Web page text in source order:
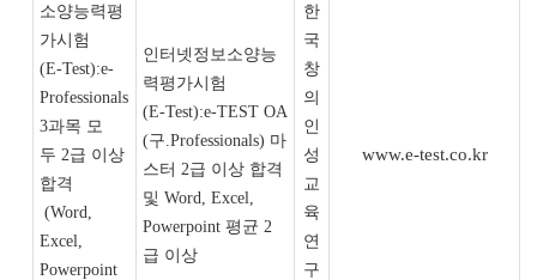
소양능력평
가시험
(E-Test):e-
Professionals
3과목 모
두 2급 이상
합격
(Word,
Excel,
Powerpoint
인터넷정보소양능
력평가시험
(E-Test):e-TEST OA
(구.Professionals) 마
스터 2급 이상 합격
및 Word, Excel,
Powerpoint 평균 2
급 이상
한
국
창
의
인
성
교
육
연
구
www.e-test.co.kr